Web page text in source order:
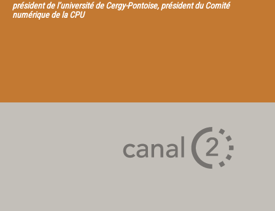
président de l’université de Cergy-Pontoise, président du Comité
numérique de la CPU